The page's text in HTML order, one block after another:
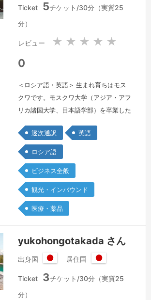
シ
邦
本
Ticket 5チケット/30分（実質25
分）
レビュー ★ ★ ★ ★ ★
0
＜ロシア語・英語＞ 生まれ育ちはモス
クワです。モスクワ大学（アジア・アフ
リカ諸国大学、日本語学部）を卒業した
経験を蓄積するとともに35年以上日本
語の通訳、翻訳者、編集者等として、働
いてきました。1994年モスクワから東
京へ移動し、日本のに会社に15年働い
て、 製薬、医学、化学、外国貿易、文
化交流、観光とホスピタリティ、DTP、
コンピューターサイエンス、プログラ
逐次通訳 英語
ロシア語
ビジネス全般
観光・インバウンド
医療・薬品
yukohongotakada さん
出身国
本
居住国
本
Ticket 3チケット/30分（実質25
分）